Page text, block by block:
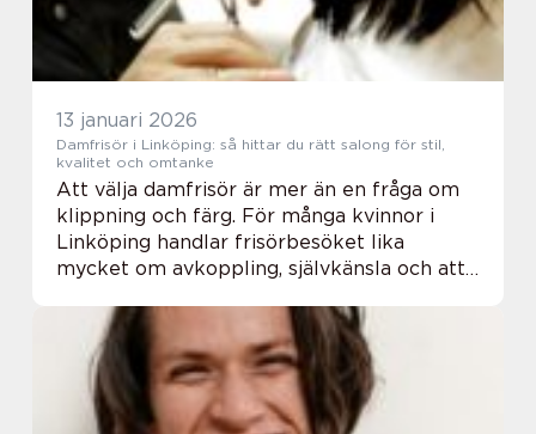
13 januari 2026
Damfrisör i Linköping: så hittar du rätt salong för stil,
kvalitet och omtanke
Att välja damfrisör är mer än en fråga om
klippning och färg. För många kvinnor i
Linköping handlar frisörbesöket lika
mycket om avkoppling, självkänsla och att